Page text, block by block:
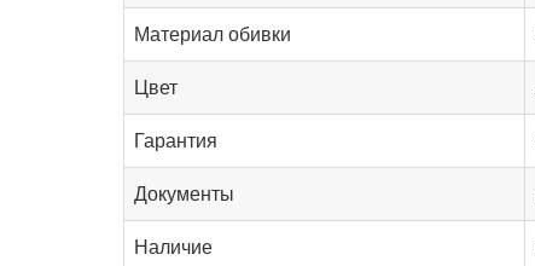
Материал обивки
Цвет
Гарантия
Документы
Наличие